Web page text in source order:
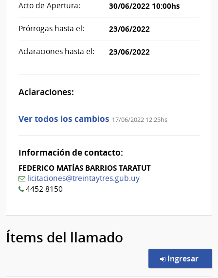
Acto de Apertura: 30/06/2022 10:00hs
Prórrogas hasta el: 23/06/2022
Aclaraciones hasta el: 23/06/2022
Aclaraciones:
texto de
aclaración
Archivo
aclaración
Ver todos los cambios 17/06/2022 12:25hs
Información de contacto:
FEDERICO MATÍAS BARRIOS TARATUT
licitaciones@treintaytres.gub.uy
4452 8150
Ítems del llamado
Ingresar